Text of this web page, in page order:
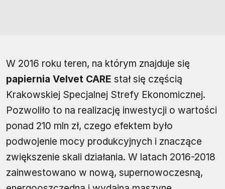
W 2016 roku teren, na którym znajduje się
papiernia Velvet CARE stał się częścią
Krakowskiej Specjalnej Strefy Ekonomicznej.
Pozwoliło to na realizację inwestycji o wartości
ponad 210 mln zł, czego efektem było
podwojenie mocy produkcyjnych i znaczące
zwiększenie skali działania. W latach 2016-2018
zainwestowano w nową, supernowoczesną,